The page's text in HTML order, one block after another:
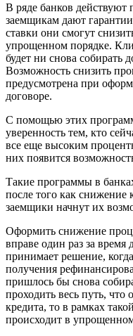
В ряде банков
заемщикам дают
ставки они смогут
упрощенном порядке.
будет ни снова собирать
Возможность снизить
предусмотрена при
договоре.
С помощью этих
уверенность тем, кто
все еще высоким
них появится
Такие программы в
после того как снижение
заемщики начнут их
Оформить снижение
вправе один раз за время
принимает решение,
получения
пришлось бы снова
проходить весь путь,
кредита, то в рамках
происходит в